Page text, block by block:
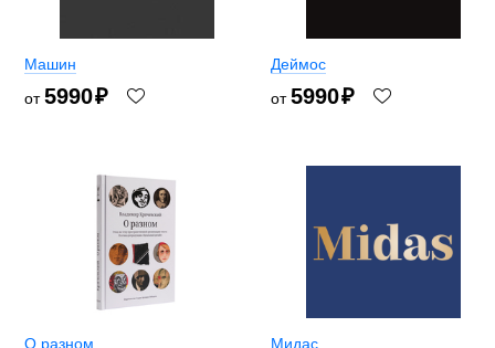
Машин
от5990₽
Деймос
от5990₽
О разном
Мидас